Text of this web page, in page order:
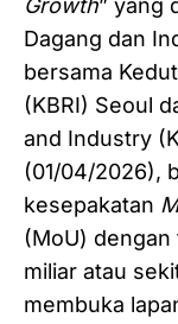
Growth” yang
Dagang dan
bersama
(KBRI) Seoul
and Industry
(01/04/2026),
kesepakatan
(MoU) dengan
miliar atau
membuka